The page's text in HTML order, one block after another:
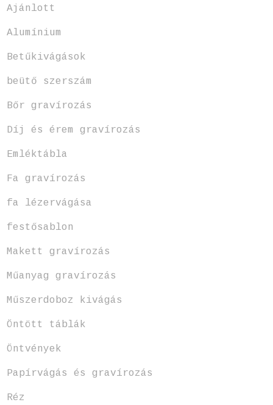
Ajánlott
Alumínium
Betűkivágások
beütő szerszám
Bőr gravírozás
Díj és érem gravírozás
Emléktábla
Fa gravírozás
fa lézervágása
festősablon
Makett gravírozás
Műanyag gravírozás
Műszerdoboz kivágás
Öntött táblák
Öntvények
Papírvágás és gravírozás
Réz